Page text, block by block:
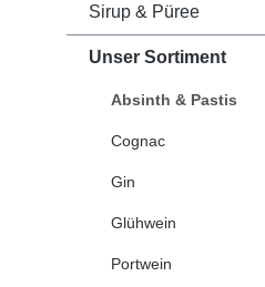
Sirup & Püree
Unser Sortiment
Absinth & Pastis
Cognac
Gin
Glühwein
Portwein